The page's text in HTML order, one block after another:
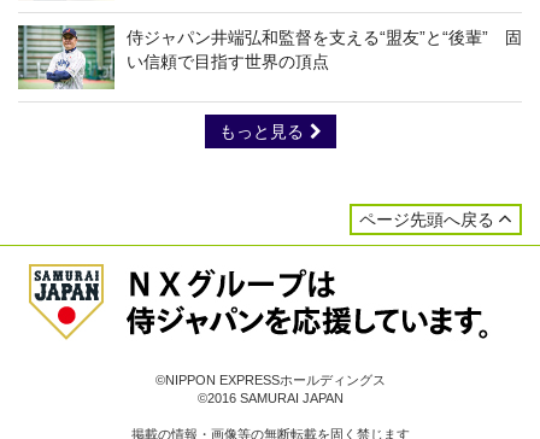
侍ジャパン井端弘和監督を支える“盟友”と“後輩” 固
い信頼で目指す世界の頂点
もっと見る
ページ先頭へ戻る
©NIPPON EXPRESSホールディングス
©2016 SAMURAI JAPAN
掲載の情報・画像等の無断転載を固く禁じます